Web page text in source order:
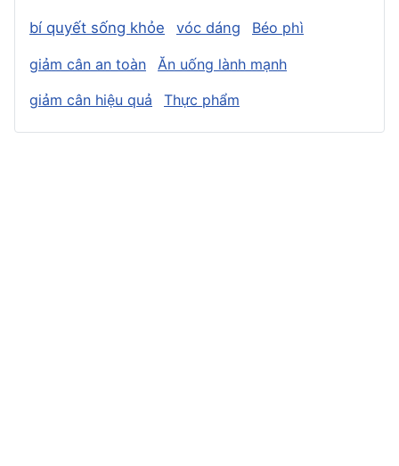
bí quyết sống khỏe vóc dáng Béo phì
giảm cân an toàn
Ăn uống lành mạnh
giảm cân hiệu quả
Thực phẩm